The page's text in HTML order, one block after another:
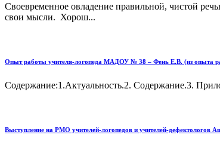
Своевременное овладение правильной, чистой
свои мысли. Хорош...
Опыт работы учителя-логопеда МАДОУ № 38 – Фень Е.В. (из опыта
Содержание:1.Актуальность.2. Содержание.3.
Выступление на РМО учителей-логопедов и учителей-дефектологов